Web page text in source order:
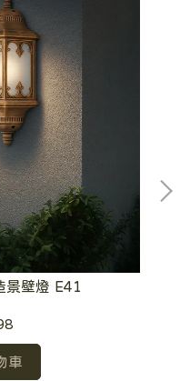
景壁燈 E41
車